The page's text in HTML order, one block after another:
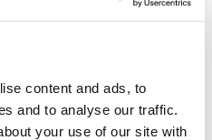
content and ads, to
and to analyse our traffic.
your use of our site with